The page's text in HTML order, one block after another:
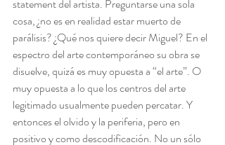
statement del artista. Preguntarse una sola
cosa, ¿no es en realidad estar muerto de
parálisis? ¿Qué nos quiere decir Miguel? En el
espectro del arte contemporáneo su obra se
disuelve, quizá es muy opuesta a “el arte”. O
muy opuesta a lo que los centros del arte
legitimado usualmente pueden percatar. Y
entonces el olvido y la periferia, pero en
positivo y como descodificación. No un sólo